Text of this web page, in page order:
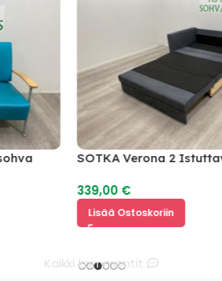
SOTKA Verona 2 Istuttava
339,00€
Lisää Ostoskoriin
Kaikki kommentit